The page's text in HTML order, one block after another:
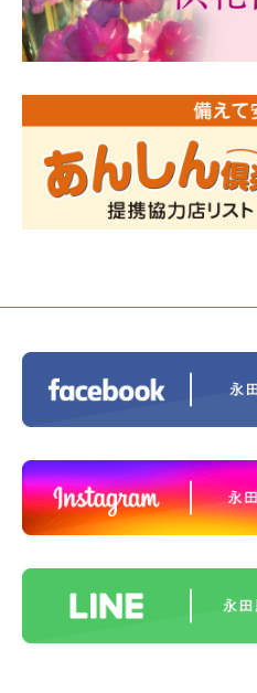
2024/01/19令和6年能登
告
人形供養 寄
2023/12/16終活なるほど
ス®上鶴間 エンディング
2023/11/29 永田屋創業
ントホテル東京町田